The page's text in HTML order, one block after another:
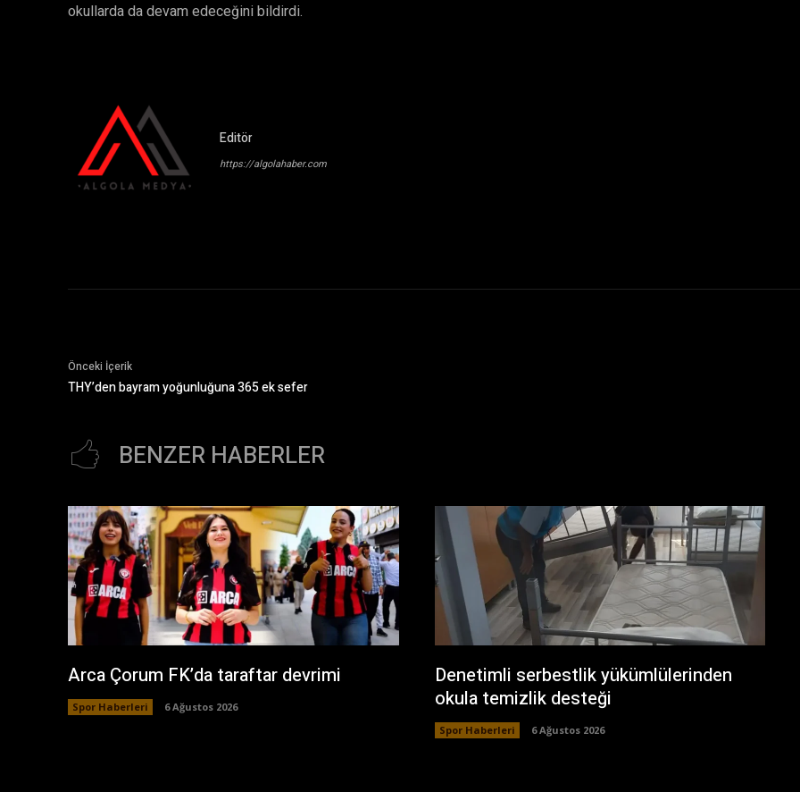
okullarda da devam edeceğini bildirdi.
Editör
https://algolahaber.com
Önceki İçerik
THY’den bayram yoğunluğuna 365 ek sefer
BENZER HABERLER
Arca Çorum FK’da taraftar devrimi
Spor Haberleri 6 Ağustos 2026
Denetimli serbestlik yükümlülerinden
okula temizlik desteği
Spor Haberleri 6 Ağustos 2026